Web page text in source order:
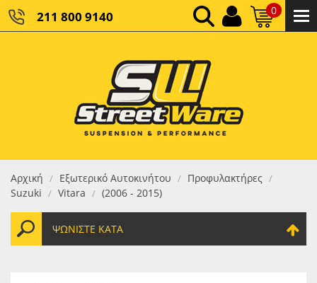
211 800 9140 0
ΚΑΘΑΡΌ ΣΎΝΟΛΟ:
ΤΕΛΙΚΌ ΣΎΝΟΛΟ:0,00 €
Αρχική / Εξωτερικό Αυτοκινήτου / Προφυλακτήρες /
Suzuki / Vitara / (2006 - 2015)
ΨΩΝΊΣΤΕ ΚΑΤΆ